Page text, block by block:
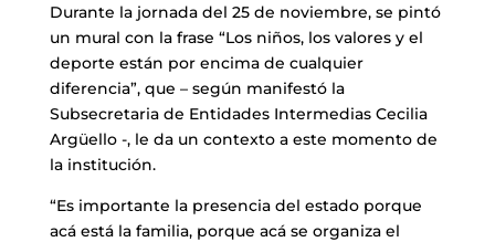
Durante la jornada del 25 de noviembre, se pintó
un mural con la frase “Los niños, los valores y el
deporte están por encima de cualquier
diferencia”, que – según manifestó la
Subsecretaria de Entidades Intermedias Cecilia
Argüello -, le da un contexto a este momento de
la institución.
“Es importante la presencia del estado porque
acá está la familia, porque acá se organiza el